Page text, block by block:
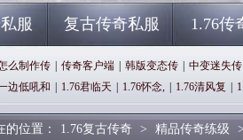
服 复古传奇私服 1.76传
么制作传 传奇客户端 韩版变态传 中变迷失传
边低吼和 1.76君临天 1.76怀念, 1.76清风复
的位置： 1.76复古传奇 > 精品传奇练级